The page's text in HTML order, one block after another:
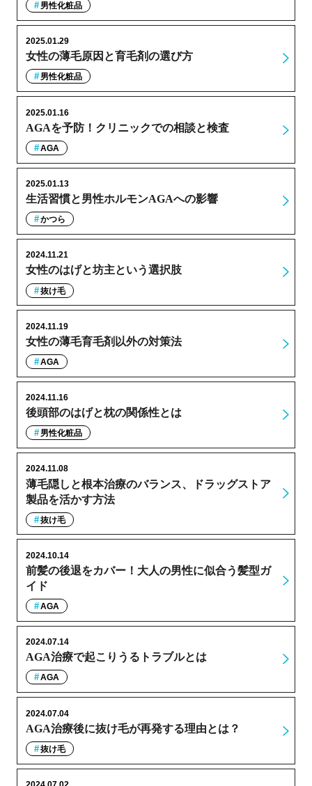
男性化粧品
女性の薄毛原因と育毛剤の選び方
2025.01.29
男性化粧品
AGAを予防！クリニックでの相談と検査
2025.01.16
AGA
生活習慣と男性ホルモンAGAへの影響
2025.01.13
かつら
女性のはげと坊主という選択肢
2024.11.21
抜け毛
女性の薄毛育毛剤以外の対策法
2024.11.19
AGA
後頭部のはげと枕の関係性とは
2024.11.16
男性化粧品
薄毛隠しと根本治療のバランス、ドラッグストア
製品を活かす方法
2024.11.08
抜け毛
前髪の後退をカバー！大人の男性に似合う髪型ガ
イド
2024.10.14
AGA
AGA治療で起こりうるトラブルとは
2024.07.14
AGA
AGA治療後に抜け毛が再発する理由とは？
2024.07.04
抜け毛